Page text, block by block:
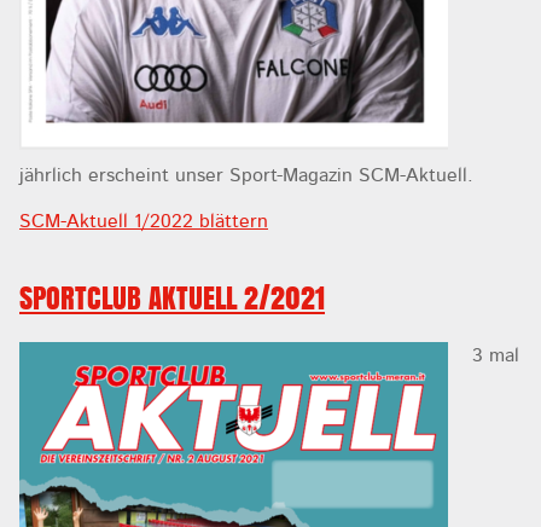
jährlich erscheint unser Sport-Magazin SCM-Aktuell.
SCM-Aktuell 1/2022 blättern
SPORTCLUB AKTUELL 2/2021
3 mal